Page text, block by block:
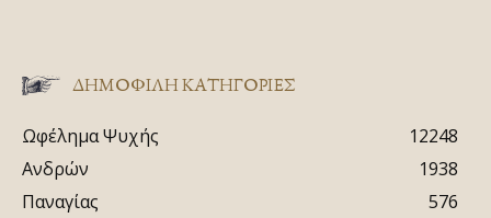
ΔΗΜΟΦΙΛΗ ΚΑΤΗΓΟΡΙΕΣ
Ωφέλημα Ψυχής
12248
Ανδρών
1938
Παναγίας
576